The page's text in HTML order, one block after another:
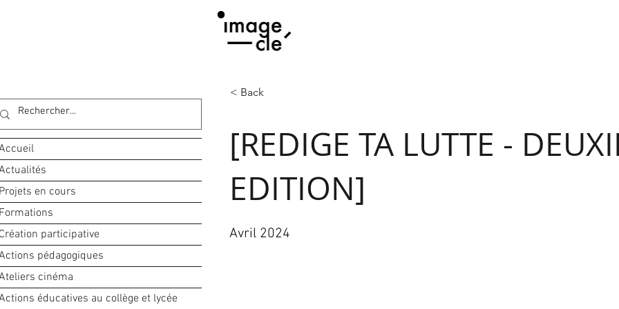
< Back
[REDIGE TA LUTTE -
EDITION]
Avril 2024
en cours
participative
pédagogiques
cinéma
éducatives au collège et lycée